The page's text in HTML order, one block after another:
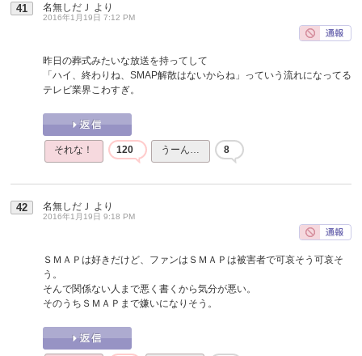
41 名無しだＪ より
2016年1月19日 7:12 PM
昨日の葬式みたいな放送を持ってして
「ハイ、終わりね、SMAP解散はないからね」っていう流れになってる
テレビ業界こわすぎ。
それな！ 120 うーん… 8
42 名無しだＪ より
2016年1月19日 9:18 PM
ＳＭＡＰは好きだけど、ファンはＳＭＡＰは被害者で可哀そう可哀そ
う。
そんで関係ない人まで悪く書くから気分が悪い。
そのうちＳＭＡＰまで嫌いになりそう。